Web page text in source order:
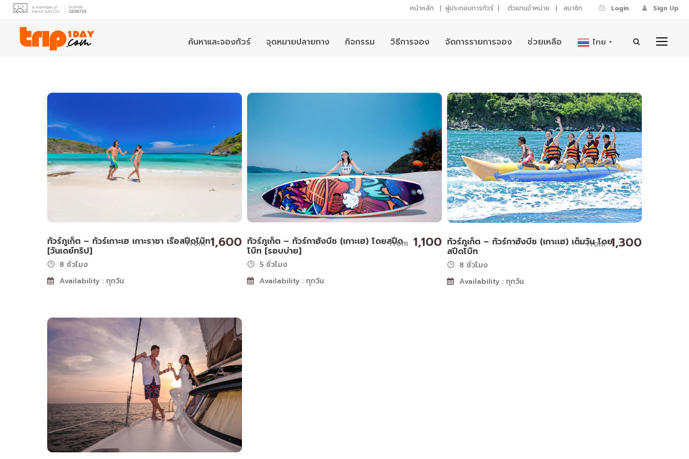
หน้าหลัก | ผู้ประกอบการทัวร์ | ตัวแทนจำหน่าย | สมาชิก Login Sign Up
ค้นหาและจองทัวร์ จุดหมายปลายทาง กิจกรรม วิธีการจอง จัดการรายการจอง ช่วยเหลือ ไทย ▼
ทัวร์ภูเก็ต – ทัวร์เกาะเฮ เกาะราชา เรือสปีดโบ๊ท
[วันเดย์ทริป]
From 1,600
8 ชั่วโมง
Availability : ทุกวัน
ทัวร์ภูเก็ต – ทัวร์กาฮังบีช (เกาะเฮ) โดยสปีด
โบ๊ท [รอบบ่าย]
From 1,100
5 ชั่วโมง
Availability : ทุกวัน
ทัวร์ภูเก็ต – ทัวร์กาฮังบีช (เกาะเฮ) เต็มวัน โดย
สปีดโบ๊ท
From 1,300
8 ชั่วโมง
Availability : ทุกวัน